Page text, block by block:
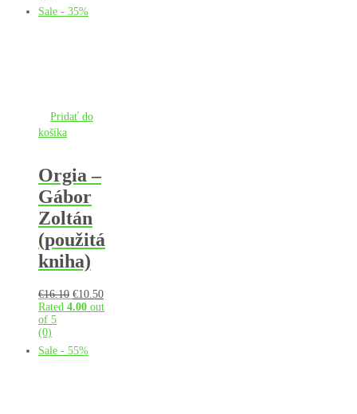
Sale - 35%
Pridať do
košíka
Orgia –
Gábor
Zoltán
(použitá
kniha)
€16.10 Pôvodná
cena
€10.50Aktuálna
cena
Rated 4.00 out
of 5
(0)
Sale - 55%